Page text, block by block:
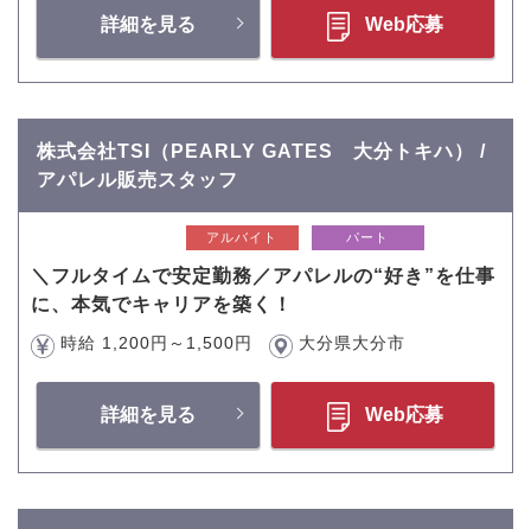
詳細を見る Web応募
株式会社TSI（PEARLY GATES 大分トキハ） /
アパレル販売スタッフ
アルバイト パート
＼フルタイムで安定勤務／アパレルの“好き”を仕事
に、本気でキャリアを築く！
時給 1,200円～1,500円 大分県大分市
詳細を見る Web応募